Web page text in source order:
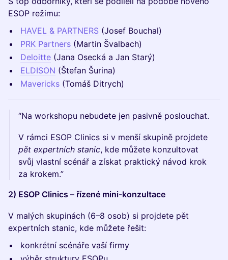
ESOP režimu:
HAVEL & PARTNERS (Josef Bouchal)
PRK Partners (Martin Švalbach)
Deloitte (Jana Osecká a Jan Starý)
ELDISON (Štefan Šurina)
Mavericks (Tomáš Ditrych)
“Na workshopu nebudete jen pasivně poslouchat.
V rámci ESOP Clinics si v menší skupině projdete
pět expertních stanic, kde můžete konzultovat
svůj vlastní scénář a získat praktický návod krok
za krokem.”
2) ESOP Clinics – řízené mini-konzultace
V malých skupinách (6–8 osob) si projdete pět
expertních stanic, kde můžete řešit:
konkrétní scénáře vaší firmy